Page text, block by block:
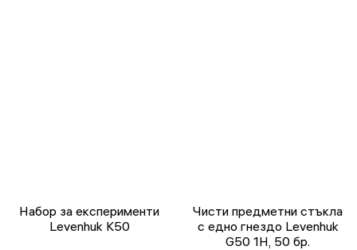
Набор за експерименти
Levenhuk K50
Чисти предметни стъкла
с едно гнездо Levenhuk
G50 1H, 50 бр.